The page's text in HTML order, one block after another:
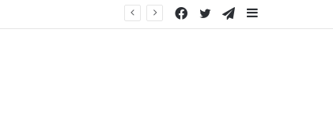
Barra
Telegram
Twitter
Facebook